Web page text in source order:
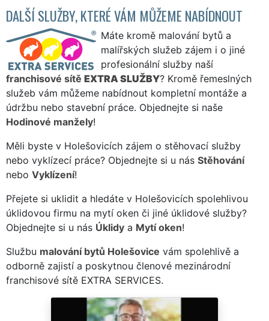
DALŠÍ SLUŽBY, KTERÉ VÁM MŮŽEME NABÍDNOUT
Máte kromě malování bytů a
malířských služeb zájem i o jiné
profesionální služby naší
franchisové sítě EXTRA SLUŽBY? Kromě řemeslných
služeb vám můžeme nabídnout kompletní montáže a
údržbu nebo stavební práce. Objednejte si naše
Hodinové manžely!
Měli byste v Holešovicích zájem o stěhovací služby
nebo vyklízecí práce? Objednejte si u nás Stěhování
nebo Vyklízení!
Přejete si uklidit a hledáte v Holešovicích spolehlivou
úklidovou firmu na mytí oken či jiné úklidové služby?
Objednejte si u nás Úklidy a Mytí oken!
Službu malování bytů Holešovice vám spolehlivě a
odborně zajistí a poskytnou členové mezinárodní
franchisové sítě EXTRA SERVICES.